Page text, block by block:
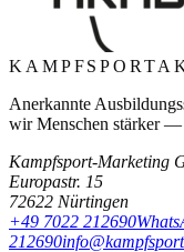
KAMPFSPORT
Anerkannte
wir Menschen stärker
Kampfsport-Marketing
Europastr. 15
72622 Nürtingen
+49 7022 212690
212690